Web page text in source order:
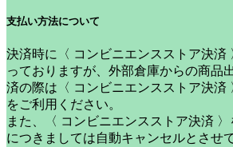
支払い方法について
決済時に〈 コンビニエンスストア決済
っておりますが、外部倉庫からの商品
済の際は〈 コンビニエンスストア決済
をご利用ください。
また、〈 コンビニエンスストア決済
につきましては自動キャンセルとさせ